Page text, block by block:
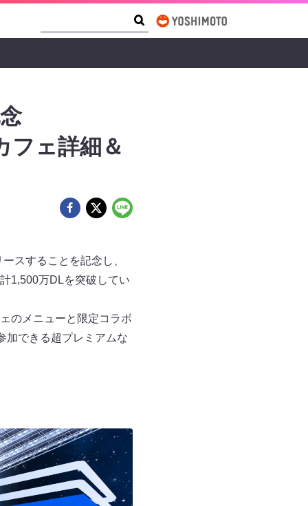
フェ詳細＆
スすることを記念し、
1,500万DLを突破してい
のメニューと限定コラボ
できる超プレミアムな